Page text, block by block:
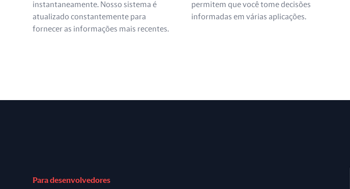
instantaneamente. Nosso sistema é
atualizado constantemente para
fornecer as informações mais recentes.
permitem que você tome decisões
informadas em várias aplicações.
Para desenvolvedores